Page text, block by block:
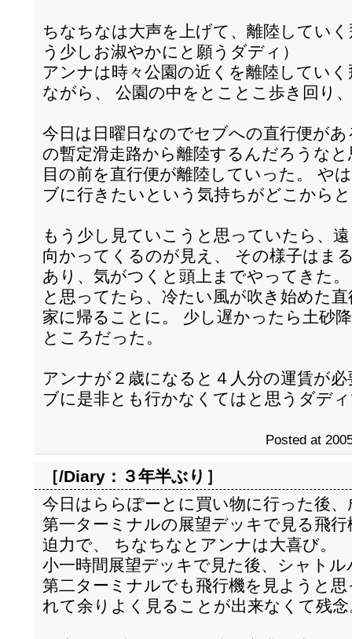
ちなちなは大声を上げて、離陸してい
う少しお淑やかにと願うダディ）
アンナは時々公園の近くを離陸してい
ながら、 公園の中をとことこ歩き回り
今日は日曜日なのでセブへの直行便が
の暫定滑走路から離陸するんだろうな
目の前を直行便が離陸していった。 や
ブに行きたいという気持ちがどこから
もう少し見ていこうと思っていたら、
向かってくるのが見え、 その様子はま
あり、気がつくと頭上までやってきた
と思ってたら、冷たい風が吹き始めた
家に帰ることに。 少し遅かったら土砂
ところだった。
アンナが２歳になると４人分の運賃が
ブに是非とも行かなくてはと思うダデ
Posted at
［/Diary： ３年半ぶり ］
今日はららぽーとに買い物に行った後
第一ターミナルの展望デッキで見る飛
迫力で、 ちなちなとアンナは大喜び。
小一時間展望デッキで見た後、シャト
第二ターミナルでも飛行機を見ようと
れて余りよく見ることが出来なくて残念